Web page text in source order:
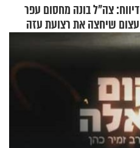
דיווח: צה"ל בונה מחסום עפר
עצום שיחצה את רצועת עזה
לשניים